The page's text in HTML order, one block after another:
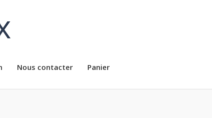
Nous contacter Panier